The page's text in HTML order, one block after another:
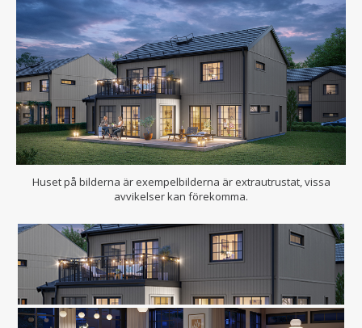
Huset på bilderna är exempelbilderna är extrautrustat, vissa
avvikelser kan förekomma.